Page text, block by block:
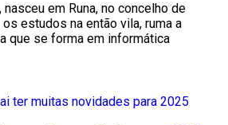
em Runa, no concelho de
estudos na então vila, ruma a
que se forma em informática